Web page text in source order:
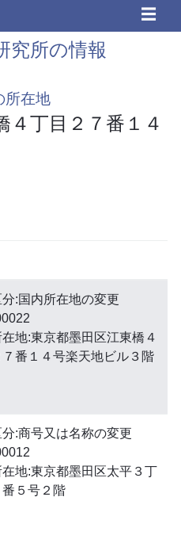
☰
究所の情報
所在地
４丁目２７番１４
:国内所在地の変更
在地:東京都墨田区江東橋４
番１４号楽天地ビル３階
:商号又は名称の変更
在地:東京都墨田区太平３丁
番５号２階